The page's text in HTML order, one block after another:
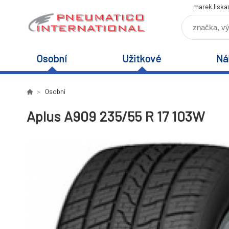
Osobní Užitkové
Osobní
Aplus A909 235/55 R 17 103W